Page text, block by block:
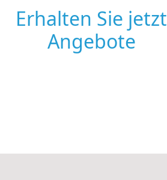
Erhalten Sie jetzt
Angebote